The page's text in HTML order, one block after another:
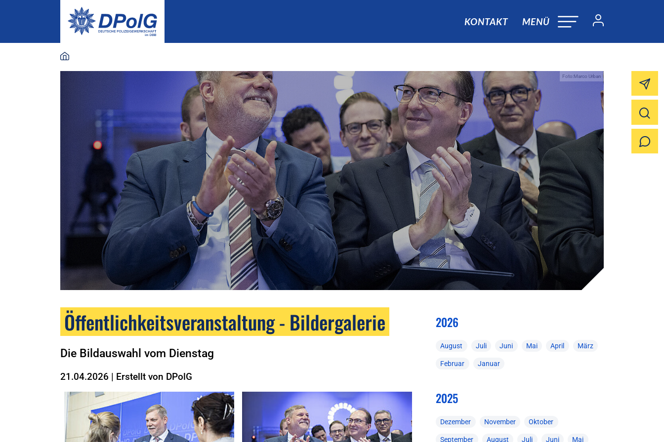
KONTAKT MENÜ
Foto:Marco Urban
Öffentlichkeitsveranstaltung - Bildergalerie
Die Bildauswahl vom Dienstag
21.04.2026 | Erstellt von DPolG
2026
August Juli Juni Mai April März
Februar Januar
2025
Dezember November Oktober
September August Juli Juni Mai